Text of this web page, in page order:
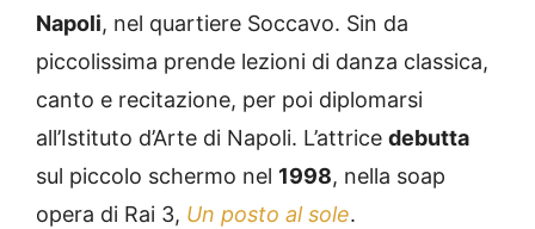
Napoli, nel quartiere Soccavo. Sin da
piccolissima prende lezioni di danza classica,
canto e recitazione, per poi diplomarsi
all’Istituto d’Arte di Napoli. L’attrice debutta
sul piccolo schermo nel 1998, nella soap
opera di Rai 3, Un posto al sole.